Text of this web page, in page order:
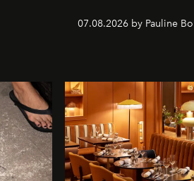
07.08.2026 by Pauline